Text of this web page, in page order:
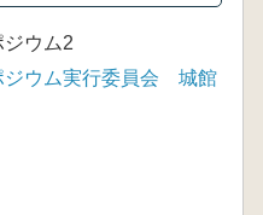
ウム2
ジウム実行委員会 城館